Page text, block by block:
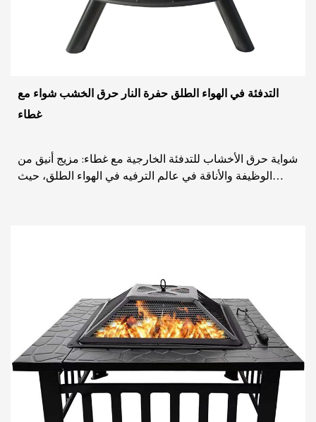
التدفئة في الهواء الطلق حفرة النار حرق الخشب شواء مع
غطاء
شواية حرق الأخشاب للتدفئة الخارجية مع غطاء: مزيج أنيق من
الوظيفة والأناقة في عالم الترفيه في الهواء الطلق، حيث